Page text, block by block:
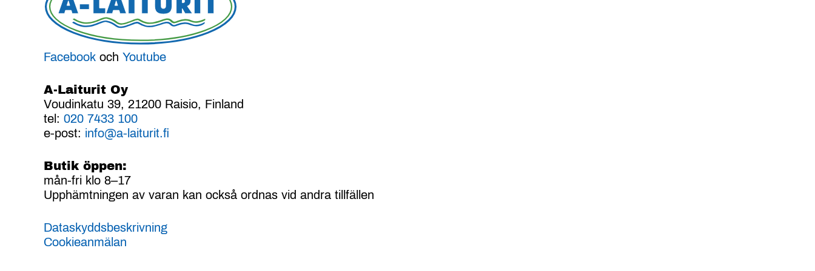
Facebook och Youtube
A-Laiturit Oy
Voudinkatu 39, 21200 Raisio, Finland
tel: 020 7433 100
e-post: info@a-laiturit.fi
Butik öppen:
mån-fri klo 8–17
Upphämtningen av varan kan också ordnas vid andra tillfällen
Dataskyddsbeskrivning
Cookieanmälan